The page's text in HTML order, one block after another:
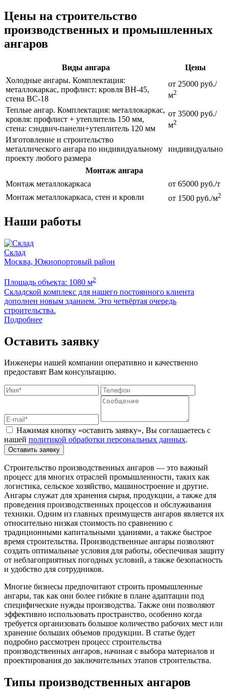
Цены на строительство
производственных и промышленных
ангаров
Виды ангара
Цены
Холодные ангары. Комплектация:
металлокаркас, профлист: кровля ВН-45,
стена ВС-18
от 25000 руб./
м2
Теплые ангар. Комплектация: металлокаркас,
кровля: профлист + утеплитель 150 мм,
стена: сэндвич-панели+утеплитель 120 мм
от 35000 руб./
м2
Изготовление и строительство
металлического ангара по индивидуальному
проекту любого размера
индивидуально
Монтаж ангара
Монтаж металлокаркаса
от 65000 руб./т
Монтаж металлокаркаса, стен и кровли
от 1500 руб./м2
Наши работы
Склад
Москва, Южнопортовый район
Площадь объекта: 1080 м2
Складской комплекс для нашего постоянного клиента
дополнен новым зданием. Это четвёртая очередь
строительства.
Подробнее
Оставить заявку
Инженеры нашей компании оперативно и качественно
предоставят Вам консультацию.
Нажимая кнопку «оставить заявку», Вы соглашаетесь с
нашей политикой обработки персональных данных.
Оставить заявку
Строительство производственных ангаров — это важный
процесс для многих отраслей промышленности, таких как
логистика, сельское хозяйство, машиностроение и другие.
Ангары служат для хранения сырья, продукции, а также для
проведения производственных процессов и обслуживания
техники. Одним из главных преимуществ ангаров является их
относительно низкая стоимость по сравнению с
традиционными капитальными зданиями, а также быстрое
время строительства. Производственные ангары позволяют
создать оптимальные условия для работы, обеспечивая защиту
от неблагоприятных погодных условий, а также безопасность
и удобство для сотрудников.
Многие бизнесы предпочитают строить промышленные
ангары, так как они более гибкие в плане адаптации под
специфические нужды производства. Также они позволяют
эффективно использовать пространство, особенно когда
требуется организовать большое количество рабочих мест или
хранение больших объемов продукции. В статье будет
подробно рассмотрен процесс строительства
производственных ангаров, начиная с выбора материалов и
проектирования до заключительных этапов строительства.
Типы производственных ангаров